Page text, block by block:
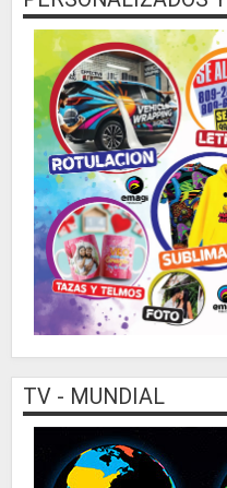
TV - MUNDIAL